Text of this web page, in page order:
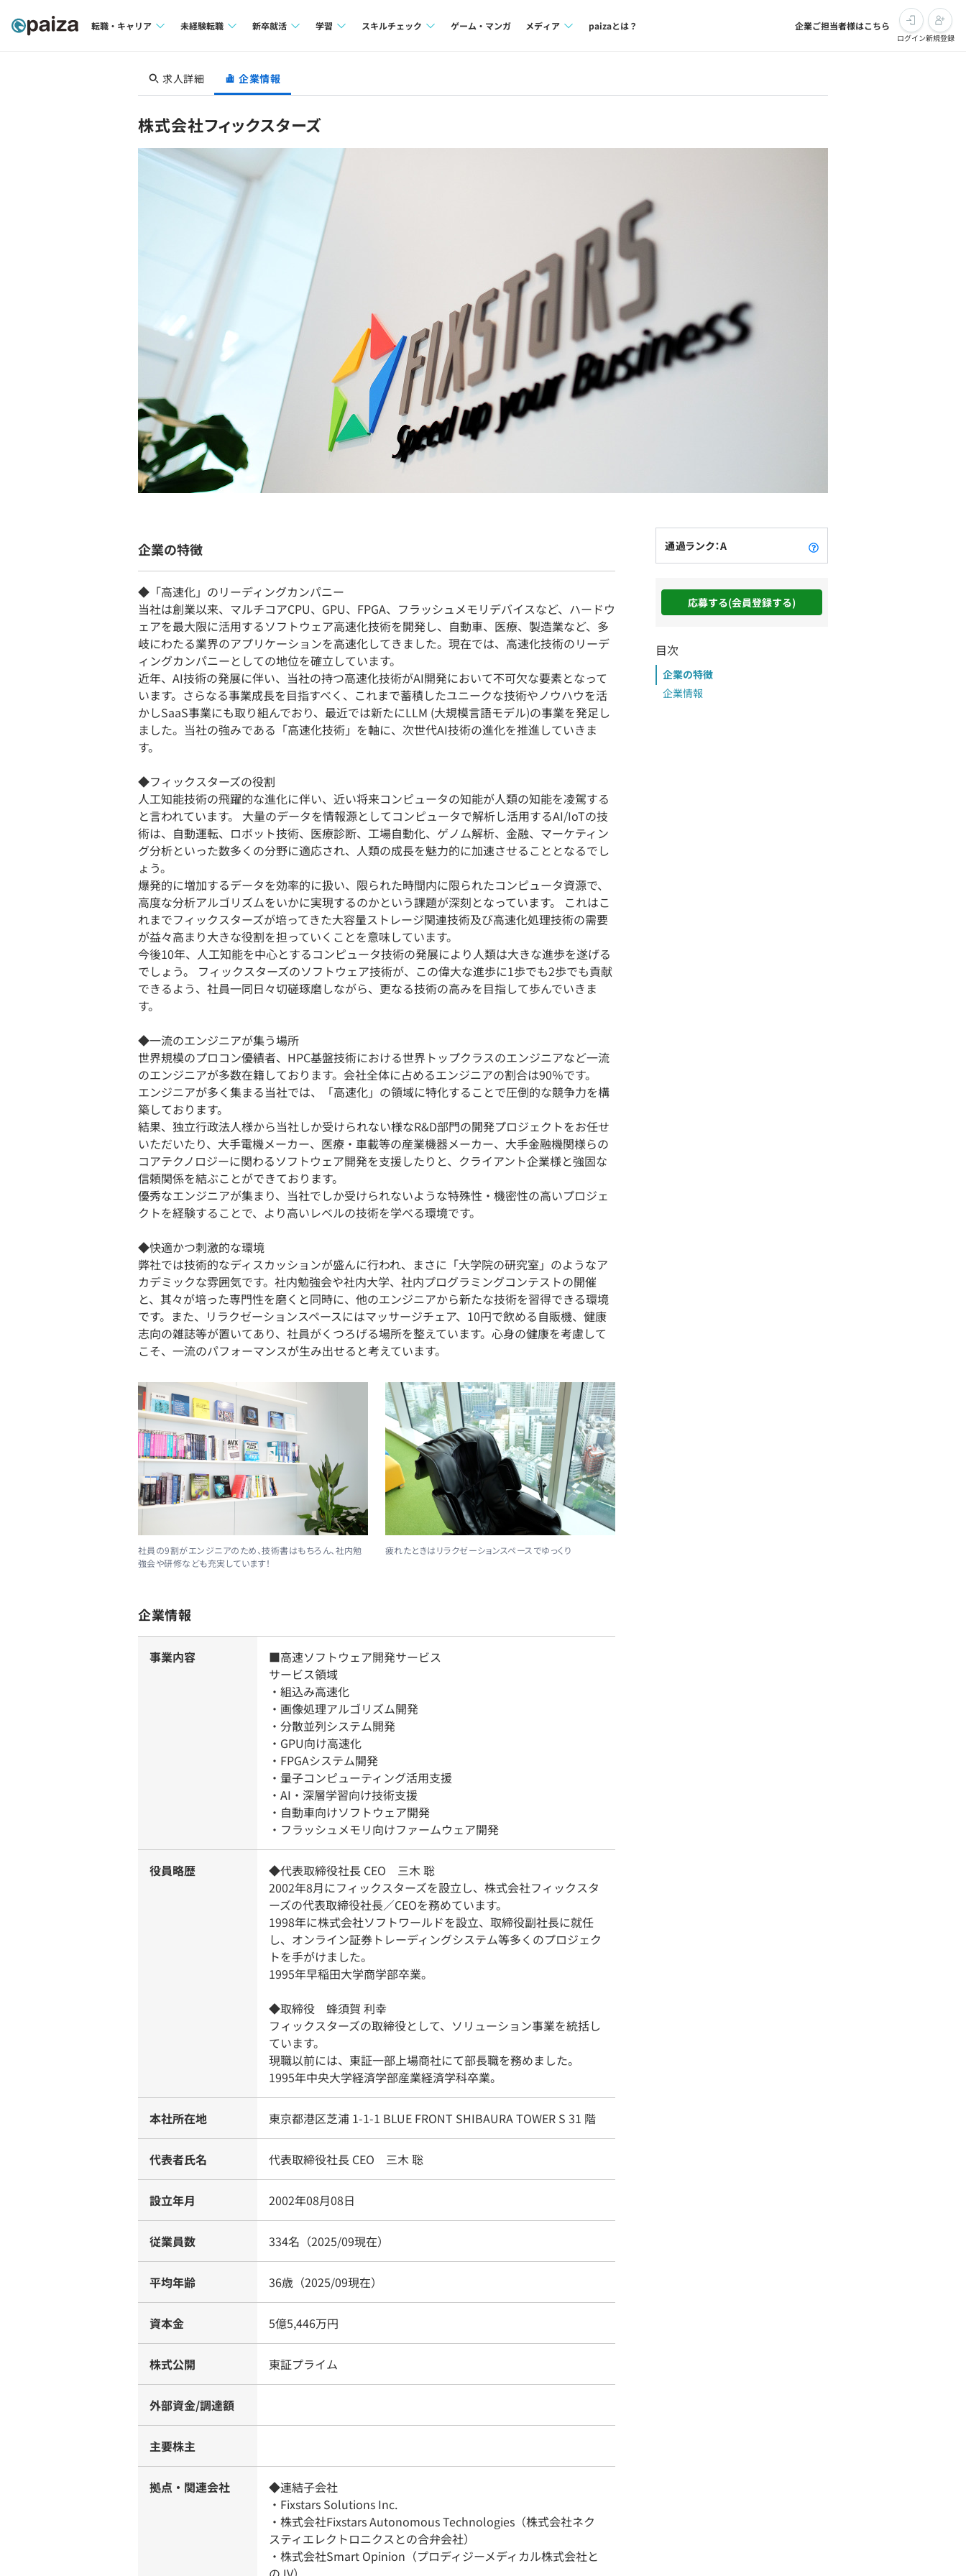
転職・キャリア
転職成功ガイド
未経験転職
求人検索
転職成功ガイド
新卒就活
本選考
インターン
イベント・セミナー
就活成功ガイド
学習
リファレンス
プラン
学校向けプラン
契約内容・クーポン
スキルチェック ゲーム・マンガ メディア paizaとは？ 企業ご担当者様はこちら
ログイン新規登録
求人詳細 企業情報
株式会社フィックスターズ
企業の特徴
◆「高速化」のリーディングカンパニー
当社は創業以来、マルチコアCPU、GPU、FPGA、フラッシュメモリデバイスなど、ハードウ
ェアを最大限に活用するソフトウェア高速化技術を開発し、自動車、医療、製造業など、多
岐にわたる業界のアプリケーションを高速化してきました。現在では、高速化技術のリーデ
ィングカンパニーとしての地位を確立しています。
近年、AI技術の発展に伴い、当社の持つ高速化技術がAI開発において不可欠な要素となって
います。さらなる事業成長を目指すべく、これまで蓄積したユニークな技術やノウハウを活
かしSaaS事業にも取り組んでおり、最近では新たにLLM (大規模言語モデル)の事業を発足し
ました。当社の強みである「高速化技術」を軸に、次世代AI技術の進化を推進していきま
す。
◆フィックスターズの役割
人工知能技術の飛躍的な進化に伴い、近い将来コンピュータの知能が人類の知能を凌駕する
と言われています。 大量のデータを情報源としてコンピュータで解析し活用するAI/IoTの技
術は、自動運転、ロボット技術、医療診断、工場自動化、ゲノム解析、金融、マーケティン
グ分析といった数多くの分野に適応され、人類の成長を魅力的に加速させることとなるでし
ょう。
爆発的に増加するデータを効率的に扱い、限られた時間内に限られたコンピュータ資源で、
高度な分析アルゴリズムをいかに実現するのかという課題が深刻となっています。 これはこ
れまでフィックスターズが培ってきた大容量ストレージ関連技術及び高速化処理技術の需要
が益々高まり大きな役割を担っていくことを意味しています。
今後10年、人工知能を中心とするコンピュータ技術の発展により人類は大きな進歩を遂げる
でしょう。 フィックスターズのソフトウェア技術が、この偉大な進歩に1歩でも2歩でも貢献
できるよう、社員一同日々切磋琢磨しながら、更なる技術の高みを目指して歩んでいきま
す。
◆一流のエンジニアが集う場所
世界規模のプロコン優績者、HPC基盤技術における世界トップクラスのエンジニアなど一流
のエンジニアが多数在籍しております。会社全体に占めるエンジニアの割合は90％です。
エンジニアが多く集まる当社では、「高速化」の領域に特化することで圧倒的な競争力を構
築しております。
結果、独立行政法人様から当社しか受けられない様なR&D部門の開発プロジェクトをお任せ
いただいたり、大手電機メーカー、医療・車載等の産業機器メーカー、大手金融機関様らの
コアテクノロジーに関わるソフトウェア開発を支援したりと、クライアント企業様と強固な
信頼関係を結ぶことができております。
優秀なエンジニアが集まり、当社でしか受けられないような特殊性・機密性の高いプロジェ
クトを経験することで、より高いレベルの技術を学べる環境です。
◆快適かつ刺激的な環境
弊社では技術的なディスカッションが盛んに行われ、まさに「大学院の研究室」のようなア
カデミックな雰囲気です。社内勉強会や社内大学、社内プログラミングコンテストの開催
と、其々が培った専門性を磨くと同時に、他のエンジニアから新たな技術を習得できる環境
です。また、リラクゼーションスペースにはマッサージチェア、10円で飲める自販機、健康
志向の雑誌等が置いてあり、社員がくつろげる場所を整えています。心身の健康を考慮して
こそ、一流のパフォーマンスが生み出せると考えています。
社員の9割がエンジニアのため、技術書はもちろん、社内勉
強会や研修なども充実しています！
疲れたときはリラクゼーションスペースでゆっくり
企業情報
事業内容
■高速ソフトウェア開発サービス
サービス領域
・組込み高速化
・画像処理アルゴリズム開発
・分散並列システム開発
・GPU向け高速化
・FPGAシステム開発
・量子コンピューティング活用支援
・AI・深層学習向け技術支援
・自動車向けソフトウェア開発
・フラッシュメモリ向けファームウェア開発
役員略歴
◆代表取締役社長 CEO 三木 聡
2002年8月にフィックスターズを設立し、株式会社フィックスタ
ーズの代表取締役社長／CEOを務めています。
1998年に株式会社ソフトワールドを設立、取締役副社長に就任
し、オンライン証券トレーディングシステム等多くのプロジェク
トを手がけました。
1995年早稲田大学商学部卒業。
◆取締役 蜂須賀 利幸
フィックスターズの取締役として、ソリューション事業を統括し
ています。
現職以前には、東証一部上場商社にて部長職を務めました。
1995年中央大学経済学部産業経済学科卒業。
本社所在地 東京都港区芝浦 1-1-1 BLUE FRONT SHIBAURA TOWER S 31 階
代表者氏名 代表取締役社長 CEO 三木 聡
設立年月 2002年08月08日
従業員数 334名（2025/09現在）
平均年齢 36歳（2025/09現在）
資本金 5億5,446万円
株式公開 東証プライム
外部資金/調達額
主要株主
拠点・関連会社
◆連結子会社
・Fixstars Solutions Inc.
・株式会社Fixstars Autonomous Technologies（株式会社ネク
スティエレクトロニクスとの合弁会社）
・株式会社Smart Opinion（プロディジーメディカル株式会社と
通過ランク：A
応募する(会員登録する)
目次
企業の特徴
企業情報